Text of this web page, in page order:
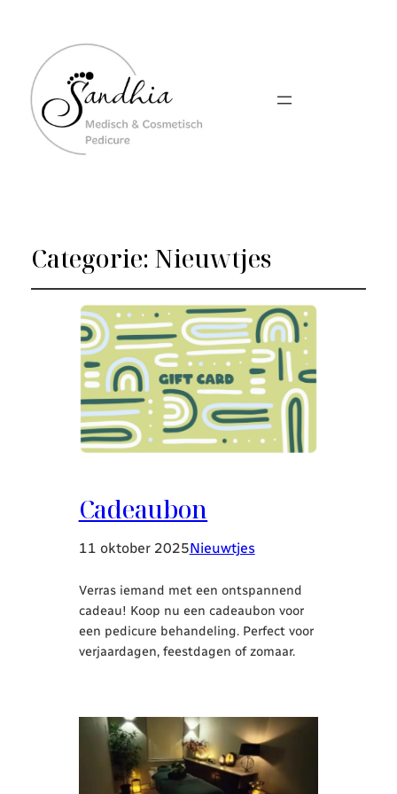
Categorie: Nieuwtjes
Cadeaubon
11 oktober 2025Nieuwtjes
Verras iemand met een ontspannend
cadeau! Koop nu een cadeaubon voor
een pedicure behandeling. Perfect voor
verjaardagen, feestdagen of zomaar.